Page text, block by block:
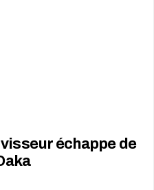
échappe de